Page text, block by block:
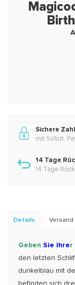
Sichere
mit Sofort,
14 Tage
14 Tage
Details Versand
Geben Sie Ihrer
den letzten
dunkelblau mit